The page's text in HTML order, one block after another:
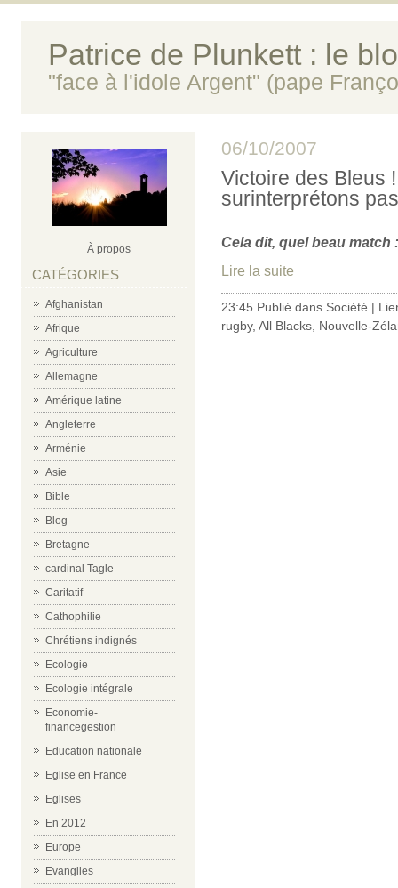
Patrice de Plunkett : le
"face à l'idole Argent" (pape
À propos
CATÉGORIES
Afghanistan
Afrique
Agriculture
Allemagne
Amérique latine
Angleterre
Arménie
Asie
Bible
Blog
Bretagne
cardinal Tagle
Caritatif
Cathophilie
Chrétiens indignés
Ecologie
Ecologie intégrale
Economie-
financegestion
Education nationale
Eglise en France
Eglises
En 2012
Europe
Evangiles
06/10/2007
Victoire des Bleus
surinterprétons
Cela dit, quel beau match :
Lire la suite
23:45 Publié dans Société |
rugby, All Blacks Nouvelle-